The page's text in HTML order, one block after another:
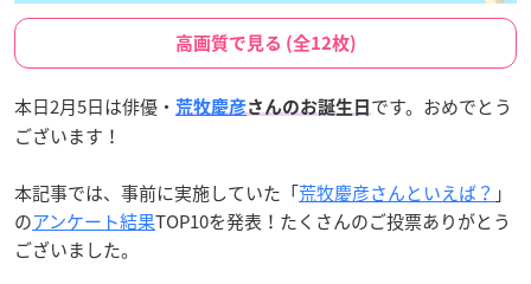
高画質で見る (全12枚)
本日2月5日は俳優・ 荒牧慶彦さんのお誕生日 です。おめでとう
ございます！
本記事では、事前に実施していた「荒牧慶彦さんといえば？ 」
のアンケート結果TOP10を発表！たくさんのご投票ありがとう
ございました。